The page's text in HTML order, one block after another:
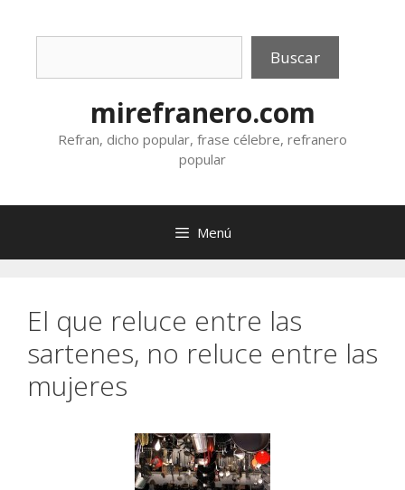
Buscar
mirefranero.com
Refran, dicho popular, frase célebre, refranero
popular
Menú
El que reluce entre las
sartenes, no reluce entre las
mujeres